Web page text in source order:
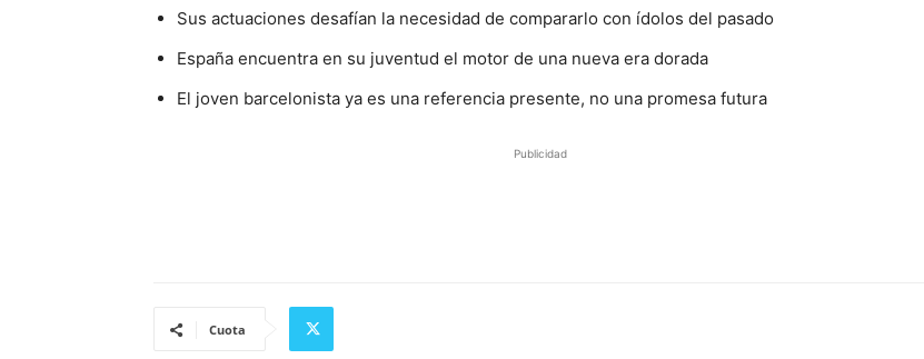
Sus actuaciones desafían la necesidad de compararlo con ídolos del pasado
España encuentra en su juventud el motor de una nueva era dorada
El joven barcelonista ya es una referencia presente, no una promesa futura
Publicidad
Cuota